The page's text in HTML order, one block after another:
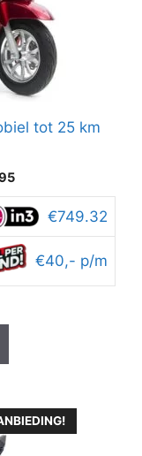
tot 25 km
Huidige
prijs
is:
€2,199.95.
€749.32
€40,- p/m